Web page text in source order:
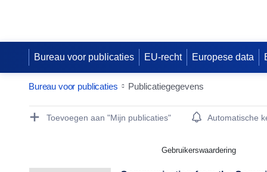
Bureau voor publicaties EU-recht Europese data
Bureau voor publicaties Publicatiegegevens
Publication Detail Actions Portlet
Toevoegen aan "Mijn publicaties" Automatische
Gebruikerswaardering